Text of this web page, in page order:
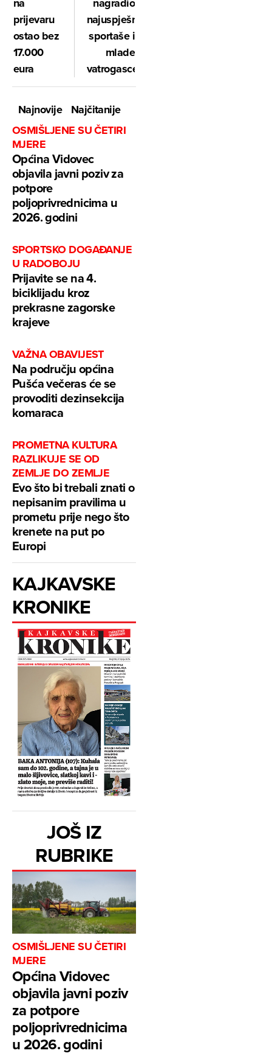
prijevaru
ostao bez
17.000
eura
najuspješnije
sportaše i
mlade
vatrogasce
Najnovije
Najčitanije
OSMIŠLJENE SU ČETIRI
MJERE
Općina Vidovec
objavila javni poziv za
potpore
poljoprivrednicima u
2026. godini
SPORTSKO DOGAĐANJE
U RADOBOJU
Prijavite se na 4.
biciklijadu kroz
prekrasne zagorske
krajeve
VAŽNA OBAVIJEST
Na području općina
Pušća večeras će se
provoditi dezinsekcija
komaraca
PROMETNA KULTURA
RAZLIKUJE SE OD
ZEMLJE DO ZEMLJE
Evo što bi trebali znati o
nepisanim pravilima u
prometu prije nego što
krenete na put po
Europi
KAJKAVSKE
KRONIKE
JOŠ IZ
RUBRIKE
OSMIŠLJENE SU ČETIRI
MJERE
Općina Vidovec
objavila javni poziv
za potpore
poljoprivrednicima
u 2026. godini